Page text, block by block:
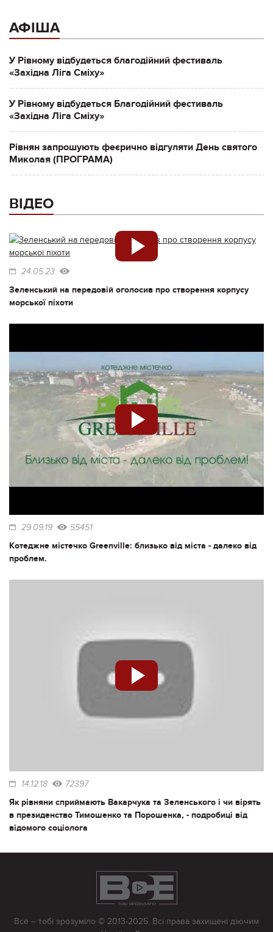
АФІША
У Рівному відбудеться благодійний фестиваль
«Західна Ліга Сміху»
У Рівному відбудеться Благодійний фестиваль
«Західна Ліга Сміху»
Рівнян запрошують феєрично відгуляти День святого
Миколая (ПРОГРАМА)
ВІДЕО
24.05.23
Зеленський на передовій оголосив про створення корпусу
морської піхоти
29.09.19 55451
Котеджне містечко Greenville: близько від міста - далеко від
проблем.
14.12.18 72397
Як рівняни сприймають Вакарчука та Зеленського і чи вірять
в президенство Тимошенко та Порошенка, - подробиці від
відомого соціолога
Все – тобі зрозуміло © 2013-2025. Всі права захищені діючим